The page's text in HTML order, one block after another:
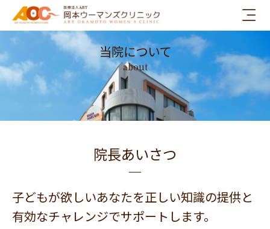
ス
キ
ッ
当院について
about
院長あいさつ
子どもが欲しいあなたを正しい知識の提供と
有効なチャレンジでサポートします。